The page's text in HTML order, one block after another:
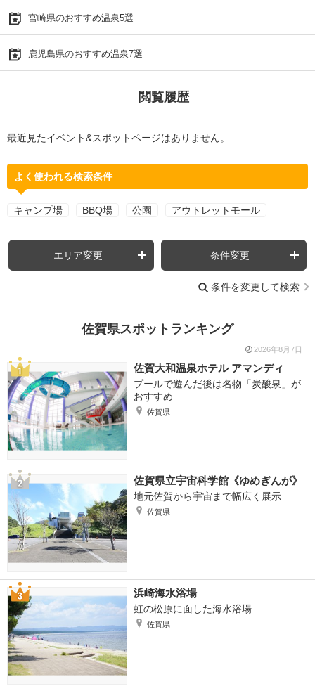
宮崎県のおすすめ温泉5選
鹿児島県のおすすめ温泉7選
閲覧履歴
最近見たイベント&スポットページはありません。
よく使われる検索条件
キャンプ場 BBQ場 公園 アウトレットモール
エリア変更 条件変更
条件を変更して検索
佐賀県スポットランキング
2026年8月7日
佐賀大和温泉ホテル アマンディ
プールで遊んだ後は名物「炭酸泉」が
おすすめ
佐賀県
佐賀県立宇宙科学館《ゆめぎんが》
地元佐賀から宇宙まで幅広く展示
佐賀県
浜崎海水浴場
虹の松原に面した海水浴場
佐賀県